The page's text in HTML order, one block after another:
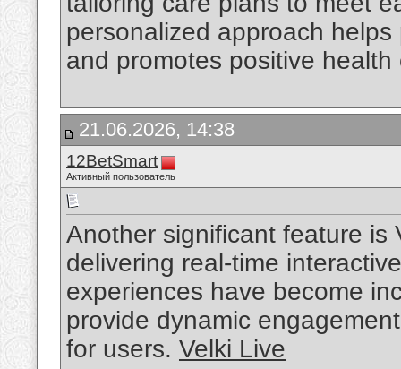
personalized approach
and promotes positive health
21.06.2026, 14:38
12BetSmart
Активный пользователь
Another significant feature is
delivering real-time
experiences have become
provide dynamic
for users. Velki Live